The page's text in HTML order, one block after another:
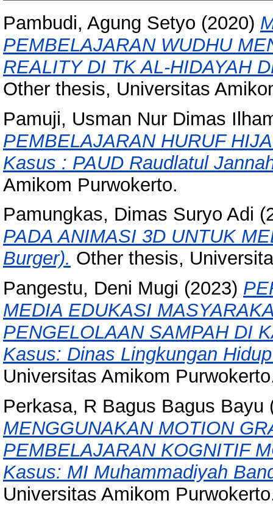
Pambudi, Agung Setyo (2020)
PEMBELAJARAN WUDHU
REALITY DI TK AL-HIDAYAH
Other thesis, Universitas
Pamuji, Usman Nur Dimas
PEMBELAJARAN HURUF
Kasus : PAUD Raudlatul
Amikom Purwokerto.
Pamungkas, Dimas Suryo Adi
PADA ANIMASI 3D UNTUK
Burger). Other thesis,
Pangestu, Deni Mugi (2023)
MEDIA EDUKASI
PENGELOLAAN SAMPAH DI
Kasus: Dinas Lingkungan
Universitas Amikom
Perkasa, R Bagus Bagus Bayu
MENGGUNAKAN MOTION
PEMBELAJARAN KOGNITIF
Kasus: MI Muhammadiyah
Universitas Amikom